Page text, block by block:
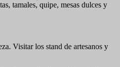
tamales, quipe, mesas dulces y
Visitar los stand de artesanos y